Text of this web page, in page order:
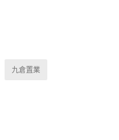
九倉置業